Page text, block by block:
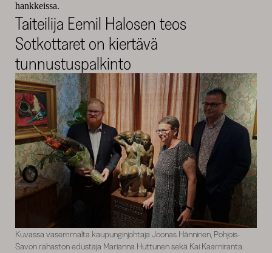
hankkeissa.
Taiteilija Eemil Halosen teos
Sotkottaret on kiertävä
tunnustuspalkinto
Kuvassa vasemmalta kaupunginjohtaja Joonas Hänninen, Pohjois-
Savon rahaston edustaja Marianna Huttunen sekä Kai Kaarniranta.